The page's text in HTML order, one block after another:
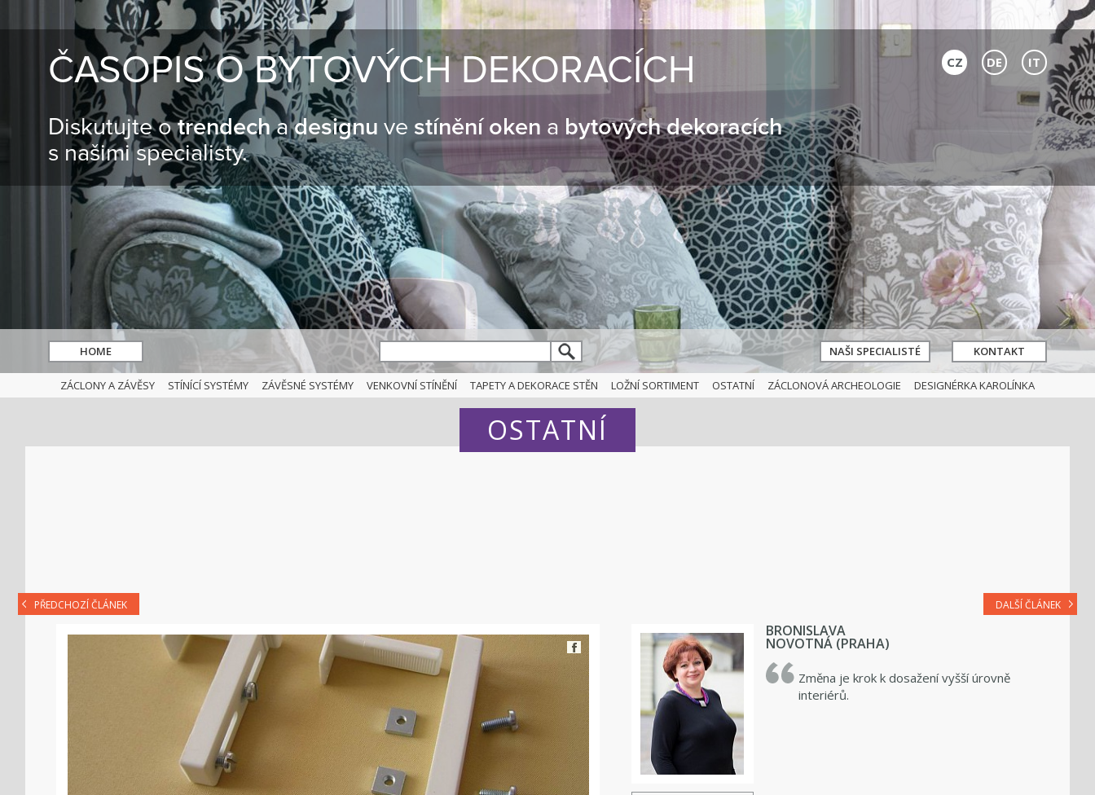
ČASOPIS O BYTOVÝCH DEKORACÍCH
Diskutujte otrendechadesignu ve stínění oken a bytových dekoracích
s našimi specialisty.
CZ DE IT
HOME NAŠI SPECIALISTÉ KONTAKT
ZÁCLONY A ZÁVĚSY STÍNÍCÍ SYSTÉMY ZÁVĚSNÉ SYSTÉMY VENKOVNÍ STÍNĚNÍ TAPETY A DEKORACE STĚN LOŽNÍ SORTIMENT OSTATNÍ ZÁCLONOVÁ ARCHEOLOGIE DESIGNÉRKA KAROLÍNKA
OSTATNÍ
PŘEDCHOZÍ ČLÁNEK DALŠÍ ČLÁNEK
BRONISLAVA
NOVOTNÁ (PRAHA)
Změna je krok k dosažení vyšší úrovně
interiérů.